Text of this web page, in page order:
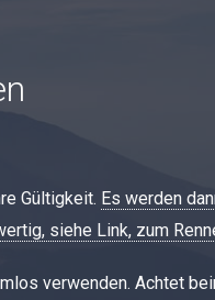
Gültigkeit. Es werden
siehe Link, zum
verwenden. Achtet